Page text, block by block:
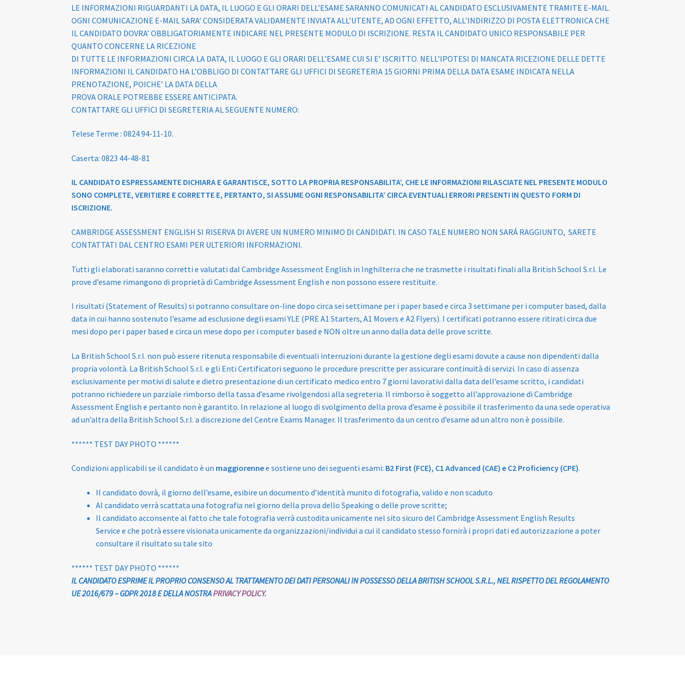
LE INFORMAZIONI RIGUARDANTI LA DATA, IL LUOGO E GLI ORARI DELL’ESAME SARANNO COMUNICATI AL CANDIDATO ESCLUSIVAMENTE TRAMITE E-MAIL.
OGNI COMUNICAZIONE E-MAIL SARA’ CONSIDERATA VALIDAMENTE INVIATA ALL’UTENTE, AD OGNI EFFETTO, ALL’INDIRIZZO DI POSTA ELETTRONICA CHE
IL CANDIDATO DOVRA’ OBBLIGATORIAMENTE INDICARE NEL PRESENTE MODULO DI ISCRIZIONE. RESTA IL CANDIDATO UNICO RESPONSABILE PER
QUANTO CONCERNE LA RICEZIONE
DI TUTTE LE INFORMAZIONI CIRCA LA DATA, IL LUOGO E GLI ORARI DELL’ESAME CUI SI E’ ISCRITTO. NELL’IPOTESI DI MANCATA RICEZIONE DELLE DETTE
INFORMAZIONI IL CANDIDATO HA L’OBBLIGO DI CONTATTARE GLI UFFICI DI SEGRETERIA 15 GIORNI PRIMA DELLA DATA ESAME INDICATA NELLA
PRENOTAZIONE, POICHE’ LA DATA DELLA
PROVA ORALE POTREBBE ESSERE ANTICIPATA.
CONTATTARE GLI UFFICI DI SEGRETERIA AL SEGUENTE NUMERO:
Telese Terme : 0824 94-11-10.
Caserta: 0823 44-48-81
IL CANDIDATO ESPRESSAMENTE DICHIARA E GARANTISCE, SOTTO LA PROPRIA RESPONSABILITA’, CHE LE INFORMAZIONI RILASCIATE NEL PRESENTE MODULO
SONO COMPLETE, VERITIERE E CORRETTE E, PERTANTO, SI ASSUME OGNI RESPONSABILITA’ CIRCA EVENTUALI ERRORI PRESENTI IN QUESTO FORM DI
ISCRIZIONE.
CAMBRIDGE ASSESSMENT ENGLISH SI RISERVA DI AVERE UN NUMERO MINIMO DI CANDIDATI. IN CASO TALE NUMERO NON SARÁ RAGGIUNTO, SARETE
CONTATTATI DAL CENTRO ESAMI PER ULTERIORI INFORMAZIONI.
Tutti gli elaborati saranno corretti e valutati dal Cambridge Assessment English in Inghilterra che ne trasmette i risultati finali alla British School S.r.l. Le
prove d’esame rimangono di proprietà di Cambridge Assessment English e non possono essere restituite.
I risultati (Statement of Results) si potranno consultare on-line dopo circa sei settimane per i paper based e circa 3 settimane per i computer based, dalla
data in cui hanno sostenuto l’esame ad esclusione degli esami YLE (PRE A1 Starters, A1 Movers e A2 Flyers). I certificati potranno essere ritirati circa due
mesi dopo per i paper based e circa un mese dopo per i computer based e NON oltre un anno dalla data delle prove scritte.
La British School S.r.l. non può essere ritenuta responsabile di eventuali interruzioni durante la gestione degli esami dovute a cause non dipendenti dalla
propria volontà. La British School S.r.l. e gli Enti Certificatori seguono le procedure prescritte per assicurare continuità di servizi. In caso di assenza
esclusivamente per motivi di salute e dietro presentazione di un certificato medico entro 7 giorni lavorativi dalla data dell’esame scritto, i candidati
potranno richiedere un parziale rimborso della tassa d’esame rivolgendosi alla segreteria. Il rimborso è soggetto all’approvazione di Cambridge
Assessment English e pertanto non è garantito. In relazione al luogo di svolgimento della prova d’esame è possibile il trasferimento da una sede operativa
ad un’altra della British School S.r.l. a discrezione del Centre Exams Manager. Il trasferimento da un centro d’esame ad un altro non è possibile.
****** TEST DAY PHOTO ******
Condizioni applicabili se il candidato è un maggiorennee sostiene uno dei seguenti esami: B2 First (FCE), C1 Advanced (CAE) e C2 Proficiency (CPE).
Il candidato dovrà, il giorno dell’esame, esibire un documento d’identità munito di fotografia, valido e non scaduto
Al candidato verrà scattata una fotografia nel giorno della prova dello Speaking o delle prove scritte;
Il candidato acconsente al fatto che tale fotografia verrà custodita unicamente nel sito sicuro del Cambridge Assessment English Results
Service e che potrà essere visionata unicamente da organizzazioni/individui a cui il candidato stesso fornirà i propri dati ed autorizzazione a poter
consultare il risultato su tale sito
****** TEST DAY PHOTO ******
IL CANDIDATO ESPRIME IL PROPRIO CONSENSO AL TRATTAMENTO DEI DATI PERSONALI IN POSSESSO DELLA BRITISH SCHOOL S.R.L., NEL RISPETTO DEL REGOLAMENTO
UE 2016/679 – GDPR 2018 E DELLA NOSTRAPRIVACY POLICY.